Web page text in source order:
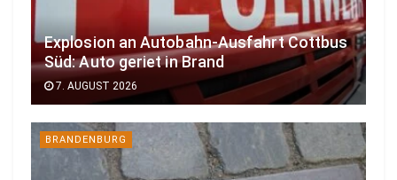
Explosion an Autobahn-Ausfahrt Cottbus
Süd: Auto geriet in Brand
7. AUGUST 2026
BRANDENBURG